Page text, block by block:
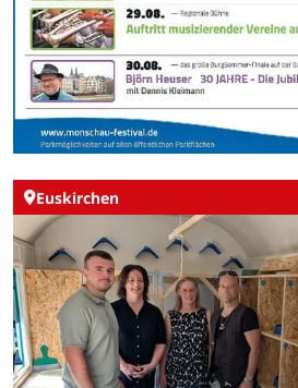
Euskirchen